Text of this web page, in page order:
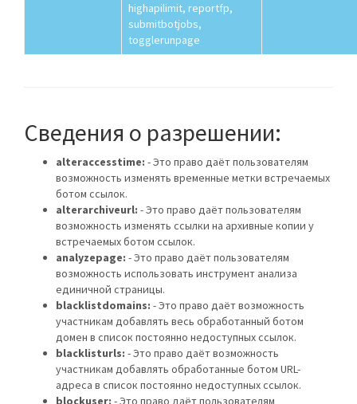
highapilimit, reportfp,
submitbotjobs,
togglerunpage
Сведения о разрешении:
alteraccesstime: - Это право даёт пользователям
возможность изменять временные метки встречаемых
ботом ссылок.
alterarchiveurl: - Это право даёт пользователям
возможность изменять ссылки на архивные копии у
встречаемых ботом ссылок.
analyzepage: - Это право даёт пользователям
возможность использовать инструмент анализа
единичной страницы.
blacklistdomains: - Это право даёт возможность
участникам добавлять весь обработанный ботом
домен в список постоянно недоступных ссылок.
blacklisturls: - Это право даёт возможность
участникам добавлять обработанные ботом URL-
адреса в список постоянно недоступных ссылок.
blockuser: - Это право даёт пользователям